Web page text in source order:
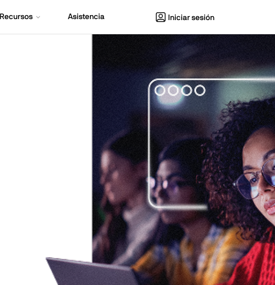
Recursos Asistencia Iniciar sesión